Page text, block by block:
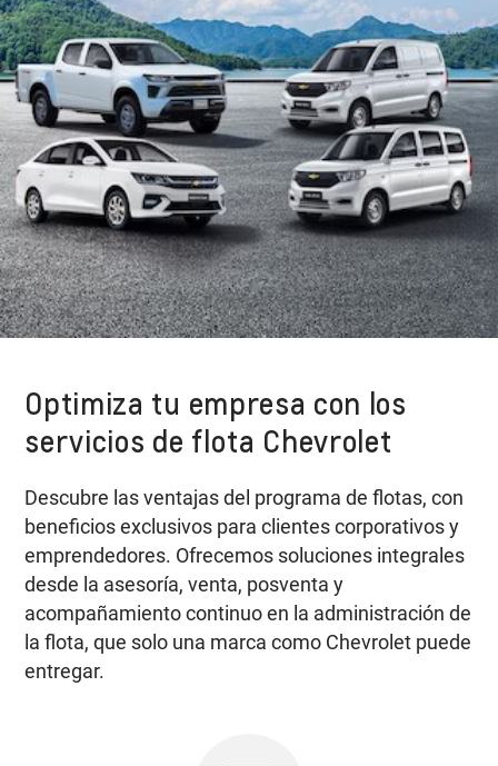
Optimiza tu empresa con los
servicios de flota Chevrolet
Descubre las ventajas del programa de flotas, con
beneficios exclusivos para clientes corporativos y
emprendedores. Ofrecemos soluciones integrales
desde la asesoría, venta, posventa y
acompañamiento continuo en la administración de
la flota, que solo una marca como Chevrolet puede
entregar.